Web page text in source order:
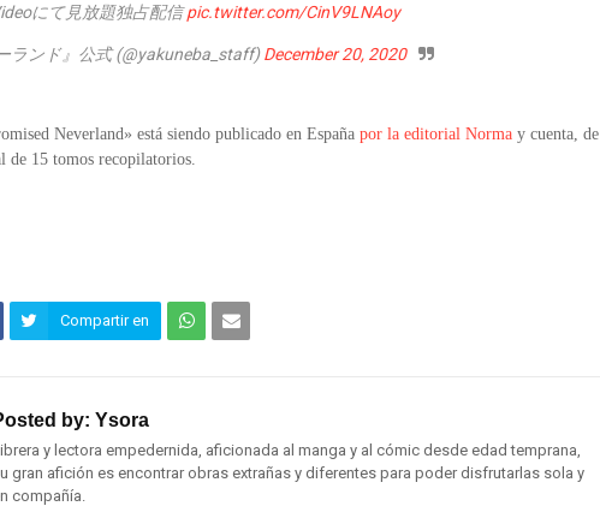
にて見放題独占配信pic.twitter.com/CinV9LNAoy
ランド』公式 (@yakuneba_staff)December 20, 2020
Neverland» está siendo publicado en España por la editorial Norma y cuenta, de
de 15 tomos recopilatorios.
Compartir en
What Email
by: Ysora
y lectora empedernida, aficionada al manga y al cómic desde edad temprana,
gran afición es encontrar obras extrañas y diferentes para poder disfrutarlas sola y
compañía.